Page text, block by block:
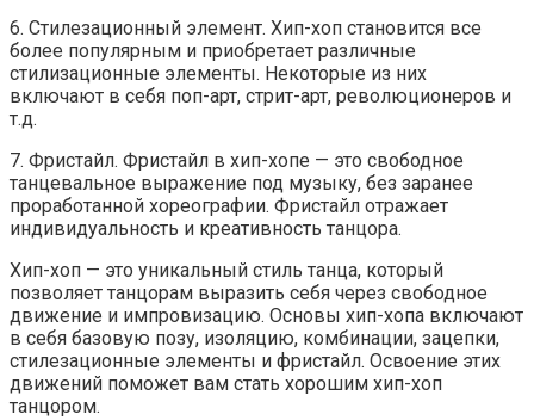
6. Стилезационный элемент. Хип-хоп становится все
более популярным и приобретает различные
стилизационные элементы. Некоторые из них
включают в себя поп-арт, стрит-арт, революционеров и
т.д.
7. Фристайл. Фристайл в хип-хопе — это свободное
танцевальное выражение под музыку, без заранее
проработанной хореографии. Фристайл отражает
индивидуальность и креативность танцора.
Хип-хоп — это уникальный стиль танца, который
позволяет танцорам выразить себя через свободное
движение и импровизацию. Основы хип-хопа включают
в себя базовую позу, изоляцию, комбинации, зацепки,
стилезационные элементы и фристайл. Освоение этих
движений поможет вам стать хорошим хип-хоп
танцором.